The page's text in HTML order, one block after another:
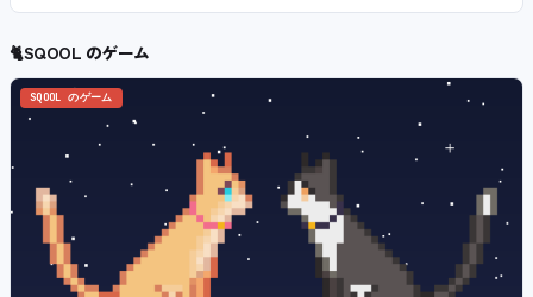
🐈SQOOL のゲーム
SQOOL のゲーム